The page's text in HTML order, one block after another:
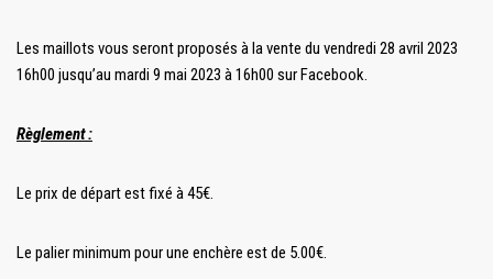
Les maillots vous seront proposés à la vente du vendredi 28 avril 2023
16h00 jusqu’au mardi 9 mai 2023 à 16h00 sur Facebook.
Règlement :
Le prix de départ est fixé à 45€.
Le palier minimum pour une enchère est de 5.00€.